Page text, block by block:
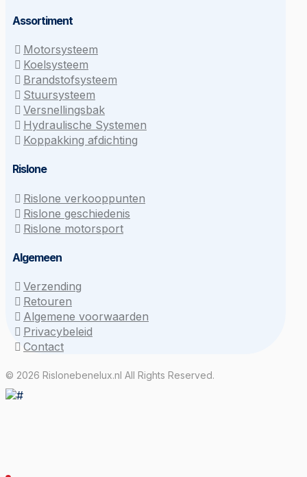
Assortiment
Motorsysteem
Koelsysteem
Brandstofsysteem
Stuursysteem
Versnellingsbak
Hydraulische Systemen
Koppakking afdichting
Rislone
Rislone verkooppunten
Rislone geschiedenis
Rislone motorsport
Algemeen
Verzending
Retouren
Algemene voorwaarden
Privacybeleid
Contact
© 2026 Rislonebenelux.nl All Rights Reserved.